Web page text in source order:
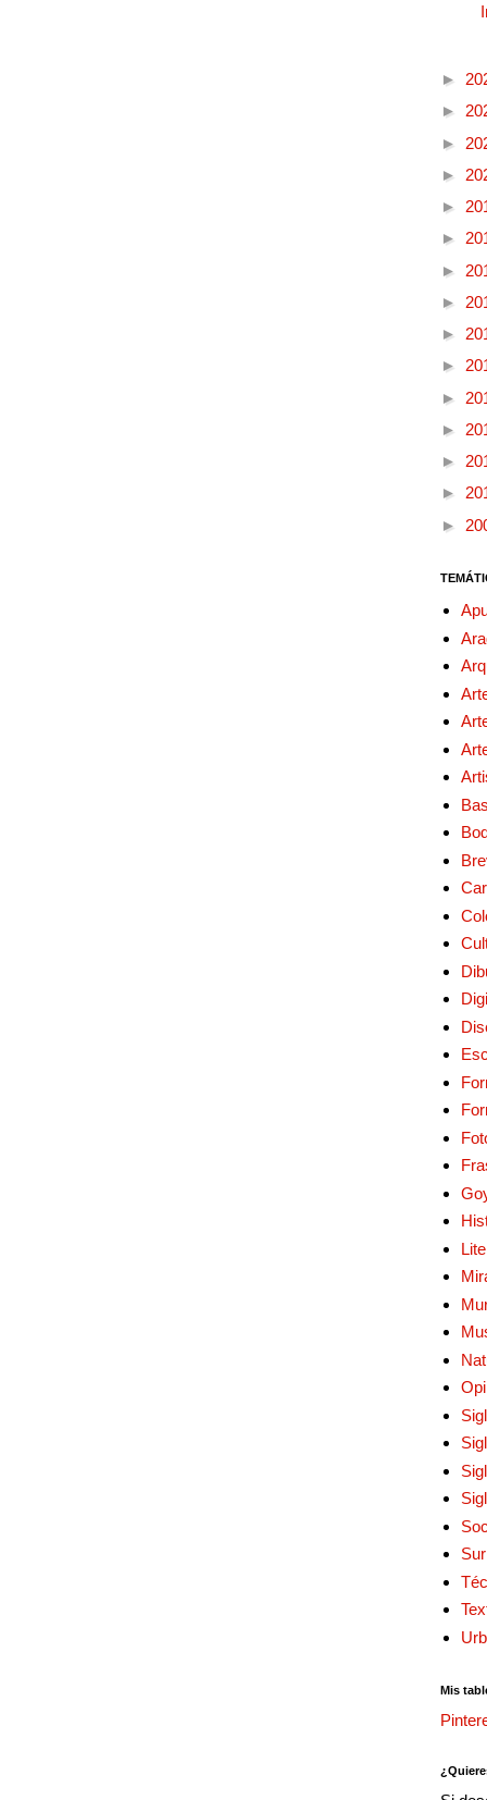
►
►
►
►
►
►
►
►
►
►
►
►
►
►
►
Mis